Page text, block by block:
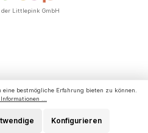
Littlepink GmbH
eine bestmögliche Erfahrung bieten zu können.
...
Konfigurieren